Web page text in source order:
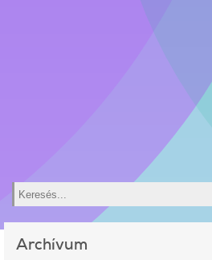
Keresés
Archívum